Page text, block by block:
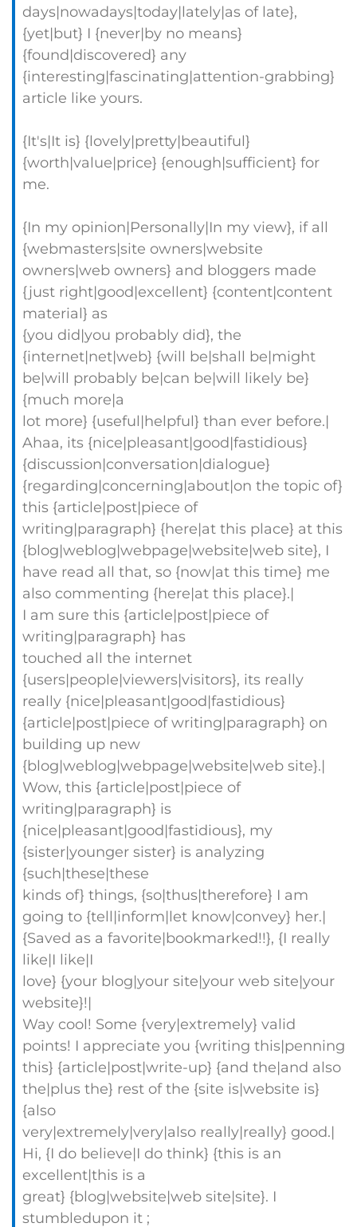
days|nowadays|today|lately|as of late},
{yet|but} I {never|by no means}
{found|discovered} any
{interesting|fascinating|attention-grabbing}
article like yours.
{It's|It is} {lovely|pretty|beautiful}
{worth|value|price} {enough|sufficient} for
me.
{In my opinion|Personally|In my view}, if all
{webmasters|site owners|website
owners|web owners} and bloggers made
{just right|good|excellent} {content|content
material} as
{you did|you probably did}, the
{internet|net|web} {will be|shall be|might
be|will probably be|can be|will likely be}
{much more|a
lot more} {useful|helpful} than ever before.|
Ahaa, its {nice|pleasant|good|fastidious}
{discussion|conversation|dialogue}
{regarding|concerning|about|on the topic of}
this {article|post|piece of
writing|paragraph} {here|at this place} at this
{blog|weblog|webpage|website|web site}, I
have read all that, so {now|at this time} me
also commenting {here|at this place}.|
I am sure this {article|post|piece of
writing|paragraph} has
touched all the internet
{users|people|viewers|visitors}, its really
really {nice|pleasant|good|fastidious}
{article|post|piece of writing|paragraph} on
building up new
{blog|weblog|webpage|website|web site}.|
Wow, this {article|post|piece of
writing|paragraph} is
{nice|pleasant|good|fastidious}, my
{sister|younger sister} is analyzing
{such|these|these
kinds of} things, {so|thus|therefore} I am
going to {tell|inform|let know|convey} her.|
{Saved as a favorite|bookmarked!!}, {I really
like|I like|I
love} {your blog|your site|your web site|your
website}!|
Way cool! Some {very|extremely} valid
points! I appreciate you {writing this|penning
this} {article|post|write-up} {and the|and also
the|plus the} rest of the {site is|website is}
{also
very|extremely|very|also really|really} good.|
Hi, {I do believe|I do think} {this is an
excellent|this is a
great} {blog|website|web site|site}. I
stumbledupon it ;